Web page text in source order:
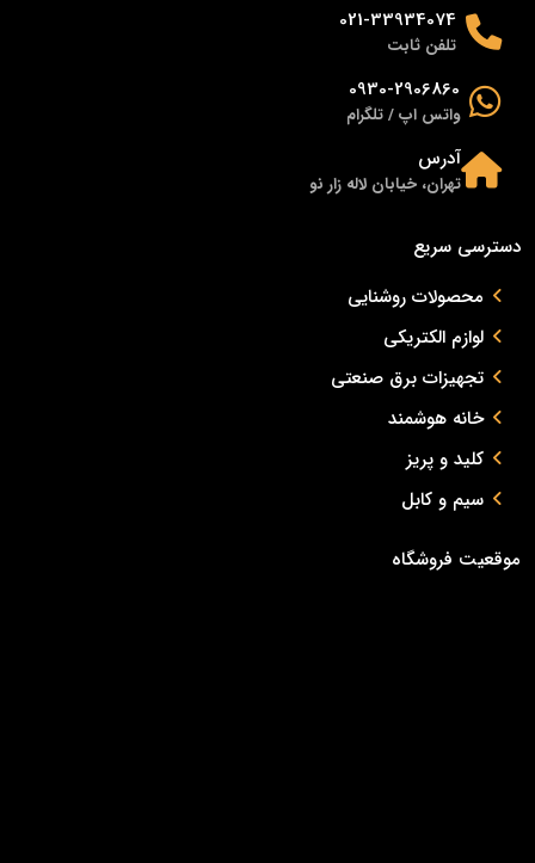
021-33934074
تلفن ثابت
0930-2906860
واتس اپ / تلگرام
آدرس
تهران، خیابان لاله زار نو
دسترسی سریع
محصولات روشنایی
لوازم الکتریکی
تجهیزات برق صنعتی
خانه هوشمند
کلید و پریز
سیم و کابل
موقعیت فروشگاه